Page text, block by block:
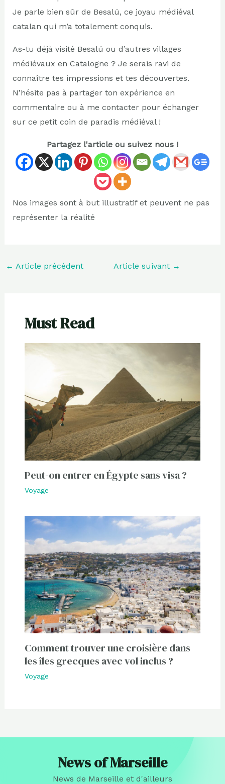
Je parle bien sûr de Besalú, ce joyau médiéval
catalan qui m’a totalement conquis.
As-tu déjà visité Besalú ou d’autres villages
médiévaux en Catalogne ? Je serais ravi de
connaître tes impressions et tes découvertes.
N’hésite pas à partager ton expérience en
commentaire ou à me contacter pour échanger
sur ce petit coin de paradis médiéval !
Partagez l'article ou suivez nous !
Nos images sont à but illustratif et peuvent ne pas
représenter la réalité
← Article précédent Article suivant →
Must Read
Peut-on entrer en Égypte sans visa ?
Voyage
Comment trouver une croisière dans
les îles grecques avec vol inclus ?
Voyage
News of Marseille
News de Marseille et d'ailleurs